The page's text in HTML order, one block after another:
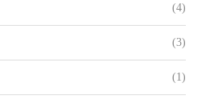
(4)
(3)
(1)